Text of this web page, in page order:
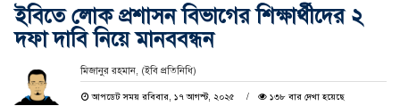
ইবিতে লোক প্রশাসন বিভাগের শিক্ষার্থীদের ২
দফা দাবি নিয়ে মানববন্ধন
মিজানুর রহমান, (ইবি প্রতিনিধি)
আপডেট সময় রবিবার, ১৭ আগস্ট, ২০২৫ ১৩৮ বার দেখা হয়েছে